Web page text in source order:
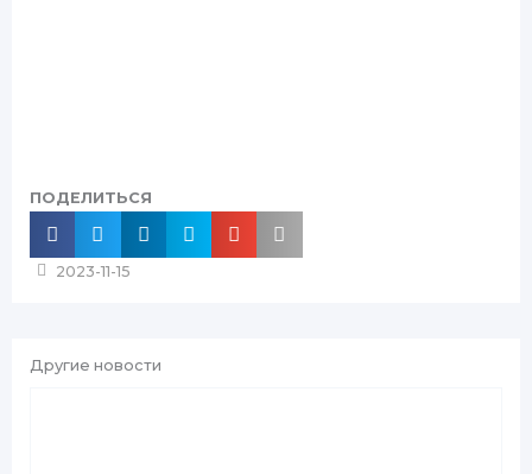
ПОДЕЛИТЬСЯ
2023-11-15
Другие новости